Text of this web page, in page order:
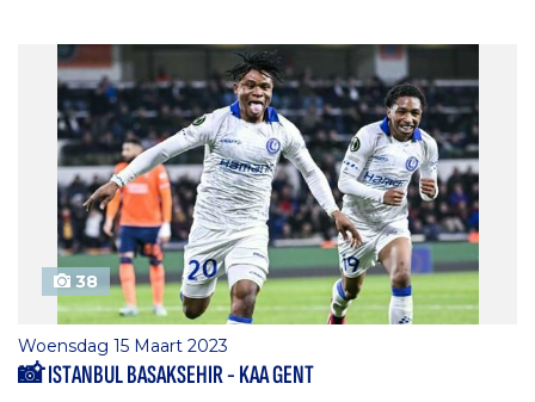
38
Woensdag 15 Maart 2023
📸 ISTANBUL BASAKSEHIR - KAA GENT